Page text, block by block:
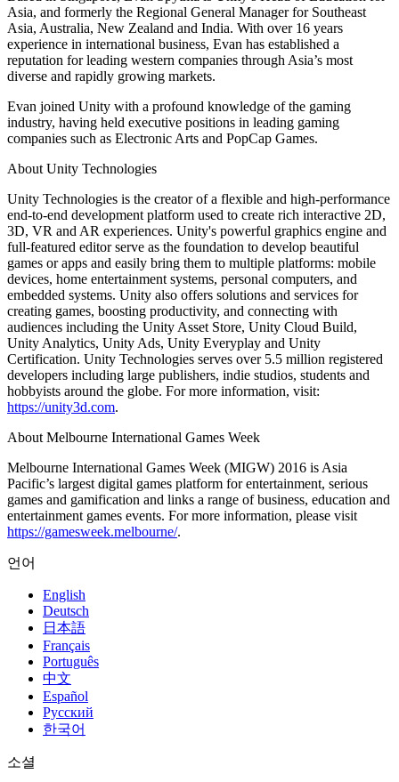
Asia, and formerly the Regional General Manager for Southeast
Asia, Australia, New Zealand and India. With over 16 years
experience in international business, Evan has established a
reputation for leading western companies through Asia’s most
diverse and rapidly growing markets.
Evan joined Unity with a profound knowledge of the gaming
industry, having held executive positions in leading gaming
companies such as Electronic Arts and PopCap Games.
About Unity Technologies
Unity Technologies is the creator of a flexible and high-performance
end-to-end development platform used to create rich interactive 2D,
3D, VR and AR experiences. Unity's powerful graphics engine and
full-featured editor serve as the foundation to develop beautiful
games or apps and easily bring them to multiple platforms: mobile
devices, home entertainment systems, personal computers, and
embedded systems. Unity also offers solutions and services for
creating games, boosting productivity, and connecting with
audiences including the Unity Asset Store, Unity Cloud Build,
Unity Analytics, Unity Ads, Unity Everyplay and Unity
Certification. Unity Technologies serves over 5.5 million registered
developers including large publishers, indie studios, students and
hobbyists around the globe. For more information, visit:
https://unity3d.com.
About Melbourne International Games Week
Melbourne International Games Week (MIGW) 2016 is Asia
Pacific’s largest digital games platform for entertainment, serious
games and gamification and links a range of business, education and
entertainment games events. For more information, please visit
https://gamesweek.melbourne/.
언어
English
Deutsch
日本語
Français
Português
中文
Español
Русский
한국어
소셜